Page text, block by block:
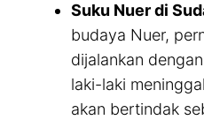
Suku Nuer di
budaya Nuer,
dijalankan
laki-laki
akan bertindak